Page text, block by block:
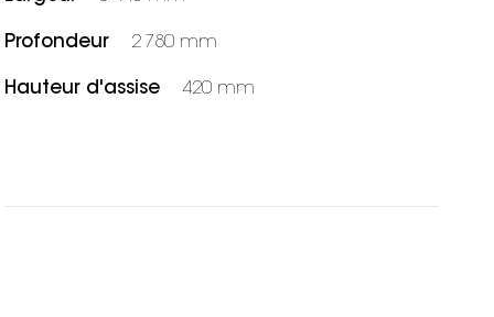
Profondeur 2 780 mm
Hauteur d'assise 420 mm